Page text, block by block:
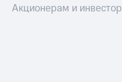
Акционерам и